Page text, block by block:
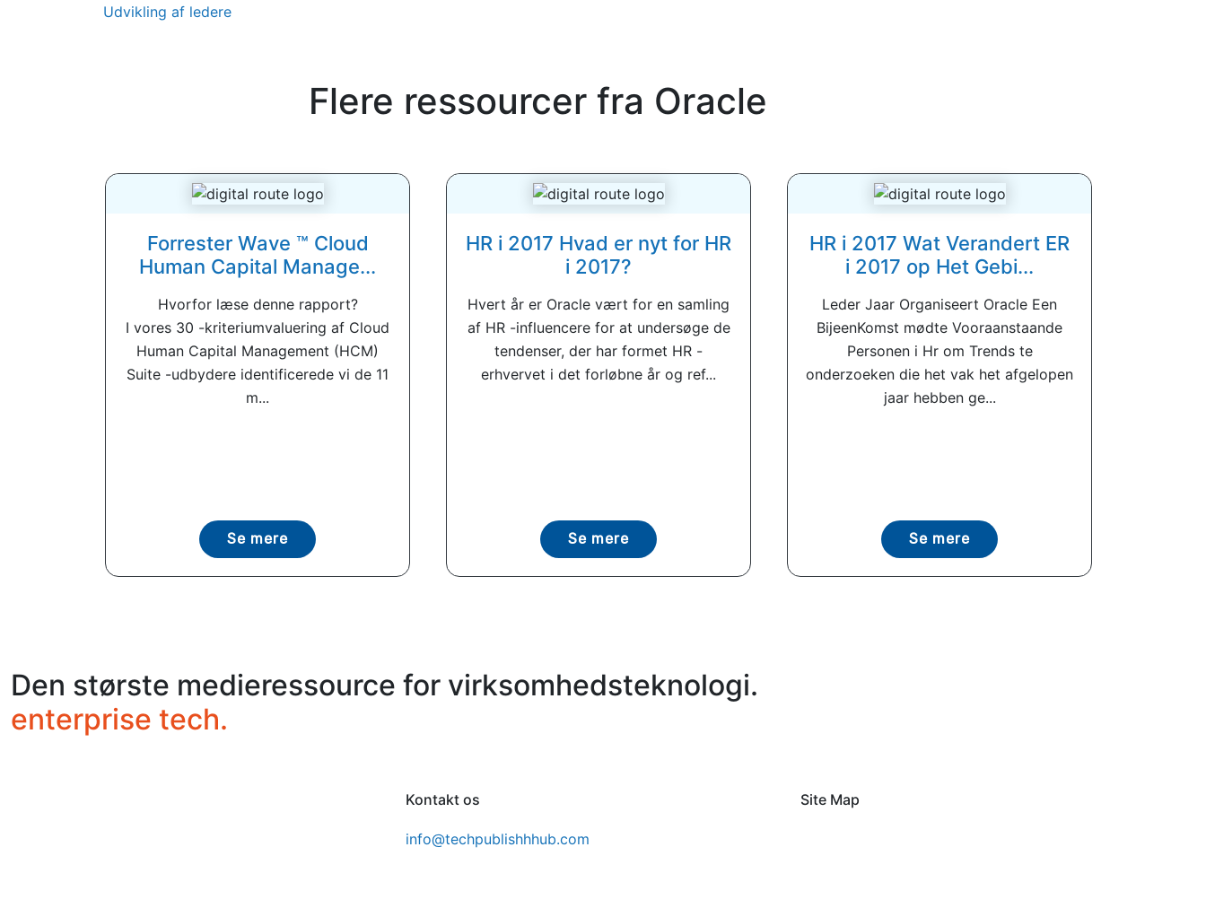
Udvikling af ledere
Flere ressourcer fra Oracle
Forrester Wave ™ Cloud
Human Capital Manage...
Hvorfor læse denne rapport?
I vores 30 -kriteriumvaluering af Cloud
Human Capital Management (HCM)
Suite -udbydere identificerede vi de 11
m...
Se mere
HR i 2017 Hvad er nyt for HR
i 2017?
Hvert år er Oracle vært for en samling
af HR -influencere for at undersøge de
tendenser, der har formet HR -
erhvervet i det forløbne år og ref...
Se mere
HR i 2017 Wat Verandert ER
i 2017 op Het Gebi...
Leder Jaar Organiseert Oracle Een
BijeenKomst mødte Vooraanstaande
Personen i Hr om Trends te
onderzoeken die het vak het afgelopen
jaar hebben ge...
Se mere
Den største medieressource for virksomhedsteknologi.
enterprise tech.
Kontakt os
info@techpublishhhub.com
Site Map